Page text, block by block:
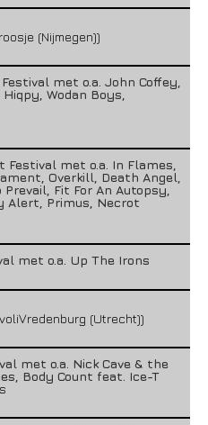
(Nijmegen))
met o.a. John Coffey,
Wodan Boys,
Festival met o.a. In Flames,
Overkill, Death Angel,
Fit For An Autopsy,
Alert, Primus, Necrot
met o.a. Up The Irons
(Utrecht))
met o.a. Nick Cave & the
Body Count feat. Ice-T